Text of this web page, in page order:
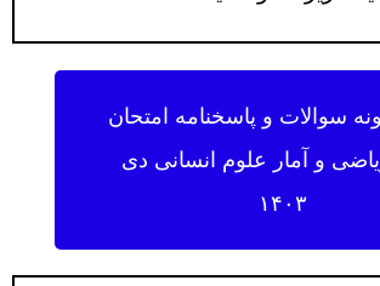
سوالات و پاسخنامه امتحان
و آمار علوم انسانی دی
۱۴۰۳